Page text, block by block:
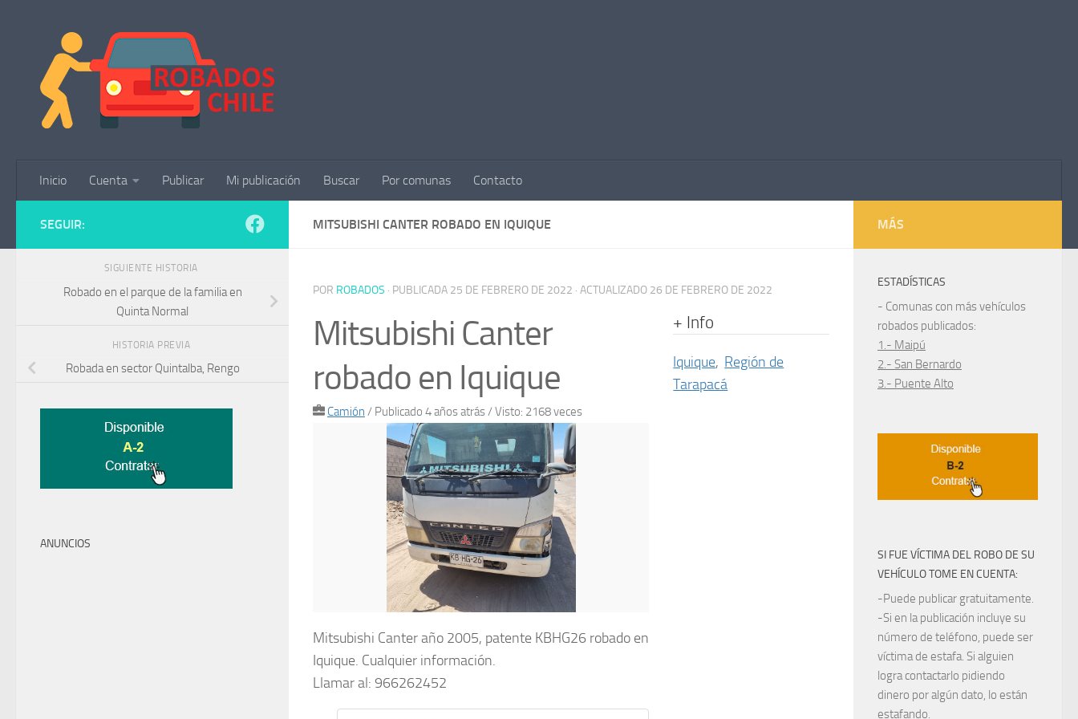
Inicio Cuenta Publicar Mi publicación Buscar Por comunas Contacto
MITSUBISHI CANTER ROBADO EN IQUIQUE
POR ROBADOS · PUBLICADA 25 DE FEBRERO DE 2022 · ACTUALIZADO 26 DE FEBRERO DE 2022
Mitsubishi Canter
robado en Iquique
Camión / Publicado 4 años atrás/ Visto: 2168 veces
Mitsubishi Canter año 2005, patente KBHG26 robado en
Iquique. Cualquier información.
Llamar al: 966262452
+ Info
Iquique, Región de
Tarapacá
SEGUIR:
SIGUIENTE HISTORIA
Robado en el parque de la familia en
Quinta Normal
HISTORIA PREVIA
Robada en sector Quintalba, Rengo
ANUNCIOS
MÁS
ESTADÍSTICAS
- Comunas con más vehículos
robados publicados:
1.- Maipú
2.- San Bernardo
3.- Puente Alto
SI FUE VÍCTIMA DEL ROBO DE SU
VEHÍCULO TOME EN CUENTA:
-Puede publicar gratuitamente.
-Si en la publicación incluye su
número de teléfono, puede ser
víctima de estafa. Si alguien
logra contactarlo pidiendo
dinero por algún dato, lo están
estafando.